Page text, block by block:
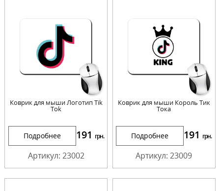
Коврик для мыши Логотип Tik
Tok
Подробнее 191 грн.
Артикул: 23002
Коврик для мыши Король Тик
Тока
Подробнее 191 грн.
Артикул: 23009